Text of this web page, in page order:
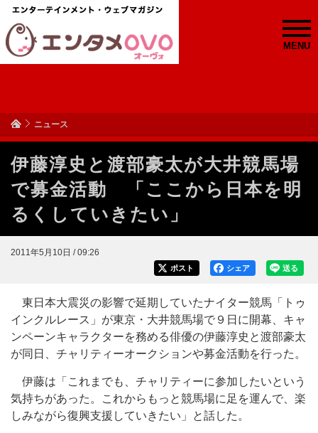
MENU
ニュース
伊藤淳史と渡部豪太が大井競馬場
で募金活動 「ここから日本を明
るくしていきたい」
2011年5月10日 / 09:26
送る
シェア
ポスト
東日本大震災の影響で延期していたナイター競馬「トゥ
インクルレース」が東京・大井競馬場で９日に開幕、キャ
ンペーンキャラクターを務める俳優の伊藤淳史と渡部豪太
が同日、チャリティーオークションや募金活動を行った。
伊藤は「これまでも、チャリティーに参加したいという
気持ちがあった。これからもっと競馬場に足を運んで、楽
しみながら復興支援していきたい」と話した。